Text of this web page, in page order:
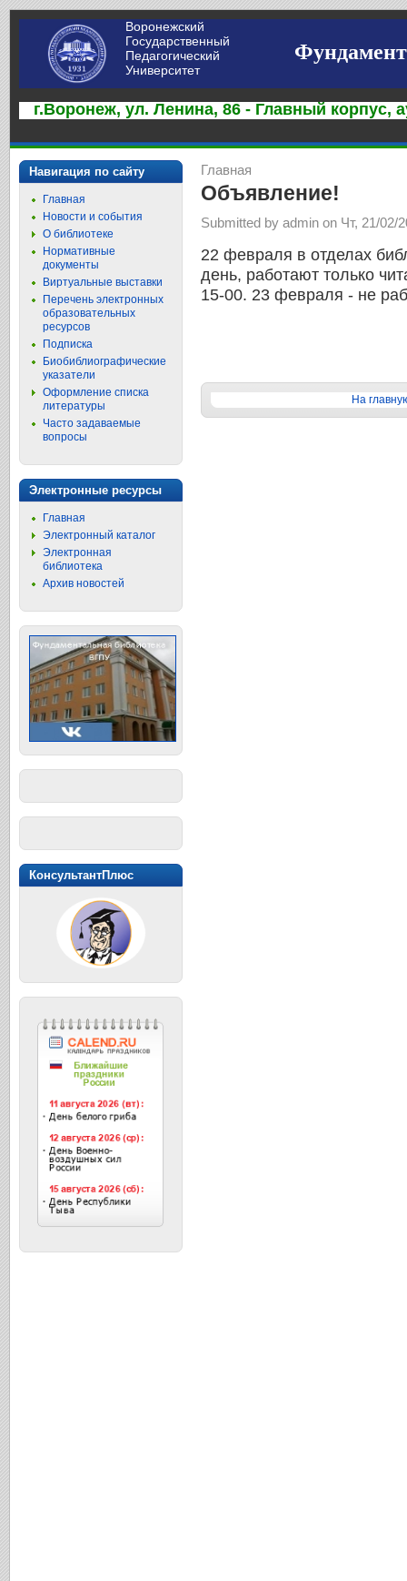
Воронежский
Государственный
Педагогический
Университет
г.Воронеж, ул. Ленина, 86 - Главный корпус,
Главная
Объявление!
Submitted by admin on Чт, 21/02/
22 февраля в отделах
день, работают только
15-00. 23 февраля - не
На
Навигация по сайту
Главная
Новости и события
О библиотеке
Нормативные
документы
Виртуальные выставки
Перечень электронных
образовательных
ресурсов
Подписка
Биобиблиографические
указатели
Оформление списка
литературы
Часто задаваемые
вопросы
Электронные ресурсы
Главная
Электронный каталог
Электронная
библиотека
Архив новостей
КонсультантПлюс